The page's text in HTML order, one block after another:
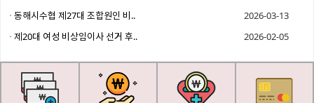
동해시수협 제27대 조합원인 비..
2026-03-13
제20대 여성 비상임이사 선거 후..
2026-02-05